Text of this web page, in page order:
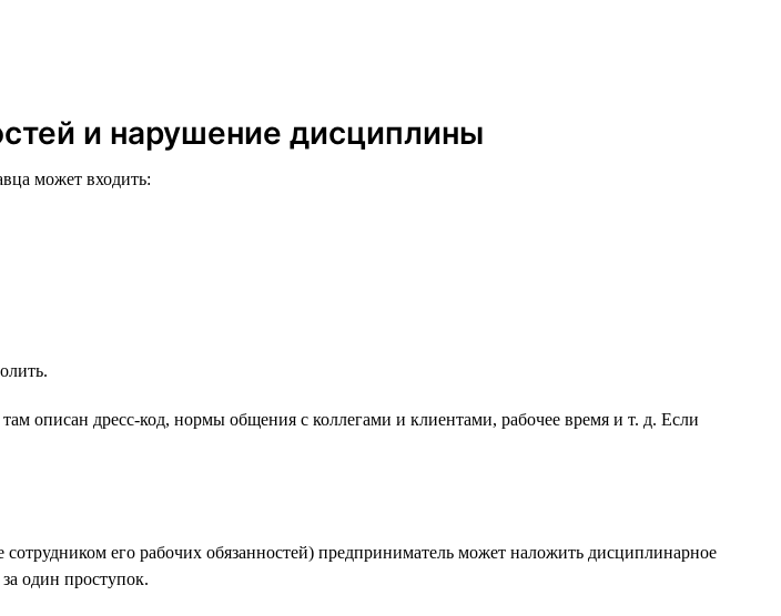
и нарушение дисциплины
может входить:
описан дресс-код, нормы общения с коллегами и клиентами, рабочее время и т. д. Если
его рабочих обязанностей) предприниматель может наложить дисциплинарное
один проступок.